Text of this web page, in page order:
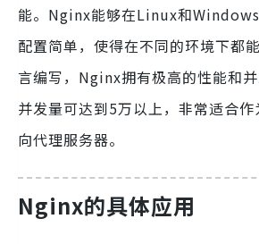
能。Nginx能够在Linux和
配置简单，使得在不同的环境下都
言编写，Nginx拥有极高的性能和
并发量可达到5万以上，非常适合
向代理服务器。
Nginx的具体应用